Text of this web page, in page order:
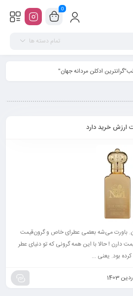
0
تمام دسته ها
ادکلن مردانه جهان"
ارزش خرید دارد
باورت می‌شه بعضی عطرای خاص و گرون‌قیمت
دارن ! حالا با این همه گرونی که تو دنیای عطر
بود. یعنی ...